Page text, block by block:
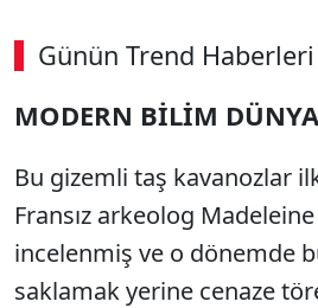
Günün Trend Haberleri
00:02 / 08:15
MODERN BİLİM
Bu gizemli taş kavanozlar
Fransız arkeolog
incelenmiş ve o dönemde
saklamak yerine cenaze